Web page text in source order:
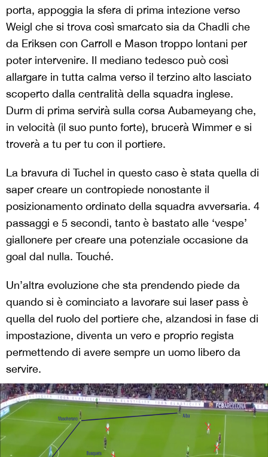
porta, appoggia la sfera di prima intezione verso
Weigl che si trova così smarcato sia da Chadli che
da Eriksen con Carroll e Mason troppo lontani per
poter intervenire. Il mediano tedesco può così
allargare in tutta calma verso il terzino alto lasciato
scoperto dalla centralità della squadra inglese.
Durm di prima servirà sulla corsa Aubameyang che,
in velocità (il suo punto forte), brucerà Wimmer e si
troverà a tu per tu con il portiere.
La bravura di Tuchel in questo caso è stata quella di
saper creare un contropiede nonostante il
posizionamento ordinato della squadra avversaria. 4
passaggi e 5 secondi, tanto è bastato alle ‘vespe’
giallonere per creare una potenziale occasione da
goal dal nulla. Touché.
Un’altra evoluzione che sta prendendo piede da
quando si è cominciato a lavorare sui laser pass è
quella del ruolo del portiere che, alzandosi in fase di
impostazione, diventa un vero e proprio regista
permettendo di avere sempre un uomo libero da
servire.